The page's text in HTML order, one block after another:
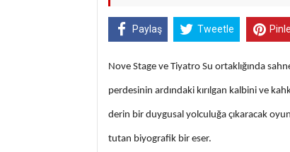
Paylaş Tweetle Pinle
Nove Stage ve Tiyatro Su ortaklığında
perdesinin ardındaki kırılgan kalbini ve
derin bir duygusal yolculuğa çıkaracak
tutan biyografik bir eser.